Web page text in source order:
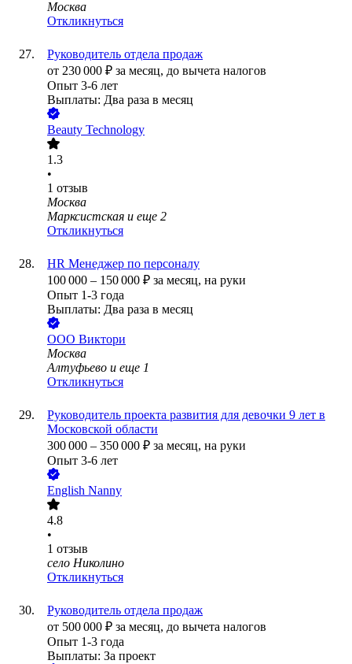
Москва
Откликнуться
Руководитель отдела продаж
от 230 000 ₽ за месяц, до вычета налогов
Опыт 3-6 лет
Выплаты: Два раза в месяц
Beauty Technology
1.3
•
1 отзыв
Москва
Марксистская и еще 2
Откликнуться
HR Менеджер по персоналу
100 000 – 150 000 ₽ за месяц, на руки
Опыт 1-3 года
Выплаты: Два раза в месяц
ООО Виктори
Москва
Алтуфьево и еще 1
Откликнуться
Руководитель проекта развития для девочки 9 лет в
Московской области
300 000 – 350 000 ₽ за месяц, на руки
Опыт 3-6 лет
English Nanny
4.8
•
1 отзыв
село Николино
Откликнуться
Руководитель отдела продаж
от 500 000 ₽ за месяц, до вычета налогов
Опыт 1-3 года
Выплаты: За проект